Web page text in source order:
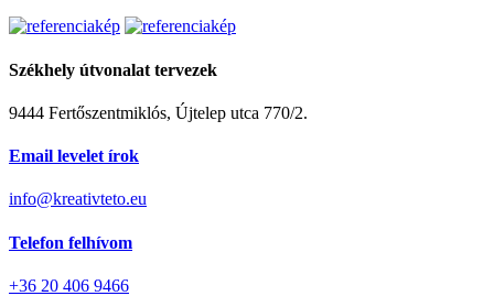
Székhely útvonalat tervezek
9444 Fertőszentmiklós, Újtelep utca 770/2.
Email levelet írok
info@kreativteto.eu
Telefon felhívom
+36 20 406 9466